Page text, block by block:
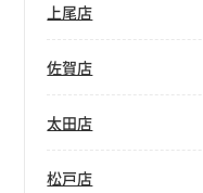
上尾店
佐賀店
太田店
松戸店